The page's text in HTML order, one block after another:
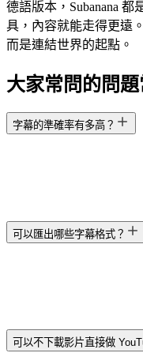
德語版本，Subanana
具，內容就能走得更遠
而是連結世界的起點。
大家常問的問題
字幕的準確率有多高？
可以匯出哪些字幕格式？
可以不下載影片直接做